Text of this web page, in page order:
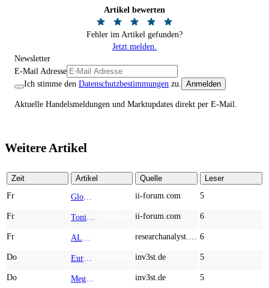
Artikel bewerten
Fehler im Artikel gefunden?
Jetzt melden.
Newsletter
E-Mail Adresse
Ich stimme den Datenschutzbestimmungen zu. Anmelden
Aktuelle Handelsmeldungen und Marktupdates direkt per E-Mail.
Weitere Artikel
Zeit Artikel Quelle
Leser
Fr
ii-forum.com 5
Fr ii-forum.com 6
Fr 6
Do inv3st.de 5
Do inv3st.de 5